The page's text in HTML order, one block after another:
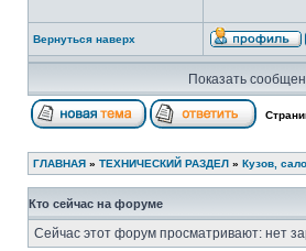
Вернуться наверх
Показать
ГЛАВНАЯ » ТЕХНИЧЕСКИЙ РАЗДЕЛ » Кузов,
Кто сейчас на форуме
Сейчас этот форум просматривают: нет